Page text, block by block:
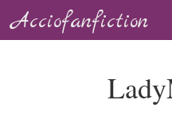
Acciofanfiction